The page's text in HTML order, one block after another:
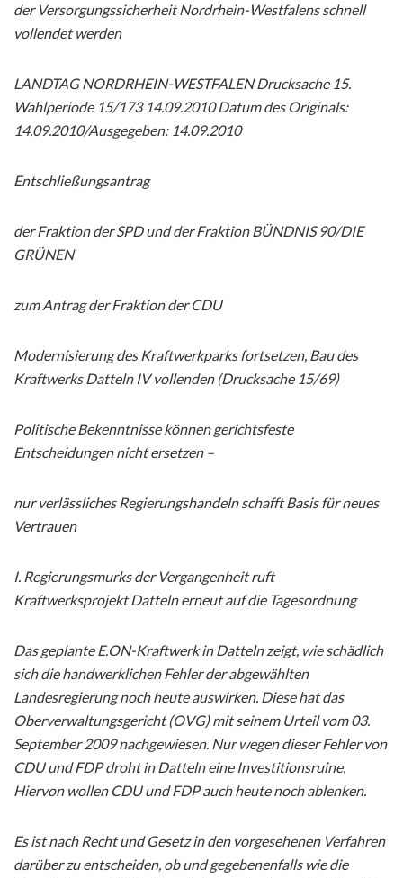
der Versorgungssicherheit Nordrhein-Westfalens schnell
vollendet werden
LANDTAG NORDRHEIN-WESTFALEN Drucksache 15.
Wahlperiode 15/173 14.09.2010 Datum des Originals:
14.09.2010/Ausgegeben: 14.09.2010
Entschließungsantrag
der Fraktion der SPD und der Fraktion BÜNDNIS 90/DIE
GRÜNEN
zum Antrag der Fraktion der CDU
Modernisierung des Kraftwerkparks fortsetzen, Bau des
Kraftwerks Datteln IV vollenden (Drucksache 15/69)
Politische Bekenntnisse können gerichtsfeste
Entscheidungen nicht ersetzen –
nur verlässliches Regierungshandeln schafft Basis für neues
Vertrauen
I. Regierungsmurks der Vergangenheit ruft
Kraftwerksprojekt Datteln erneut auf die Tagesordnung
Das geplante E.ON-Kraftwerk in Datteln zeigt, wie schädlich
sich die handwerklichen Fehler der abgewählten
Landesregierung noch heute auswirken. Diese hat das
Oberverwaltungsgericht (OVG) mit seinem Urteil vom 03.
September 2009 nachgewiesen. Nur wegen dieser Fehler von
CDU und FDP droht in Datteln eine Investitionsruine.
Hiervon wollen CDU und FDP auch heute noch ablenken.
Es ist nach Recht und Gesetz in den vorgesehenen Verfahren
darüber zu entscheiden, ob und gegebenenfalls wie die